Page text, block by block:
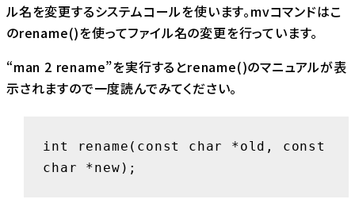
ル名を変更するシステムコールを使います。mvコマンドはこ
のrename()を使ってファイル名の変更を行っています。
“man 2 rename”を実行するとrename()のマニュアルが表
示されますので一度読んでみてください。
int rename(const char *old, const
char *new);